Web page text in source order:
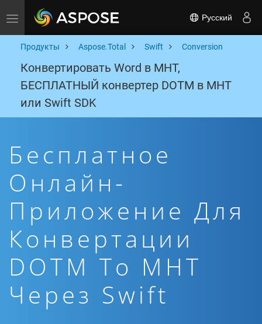
Toggle navigation Русский
Продукты Aspose.Total Swift Conversion
Конвертировать Word в MHT,
БЕСПЛАТНЫЙ конвертер DOTM в MHT
или Swift SDK
Бесплатное
Онлайн-
Приложение Для
Конвертации
DOTM To MHT
Через Swift